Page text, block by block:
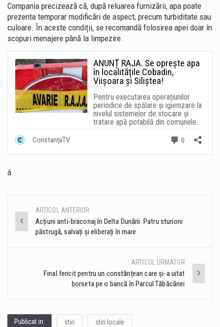
Compania precizează că, după reluarea furnizării, apa poate
prezenta temporar modificări de aspect, precum turbiditate sau
culoare. În aceste condiții, se recomandă folosirea apei doar în
scopuri menajere până la limpezire.
â
Post
navigation
ARTICOL ANTERIOR
Acțiuni anti-braconaj în Delta Dunării. Patru sturioni
păstrugă, salvați și eliberați în mare
ARTICOL URMATOR
Final fericit pentru un constănțean care și-a uitat
borseta pe o bancă în Parcul Tăbăcăriei
Publicat in: stiri stiri locale